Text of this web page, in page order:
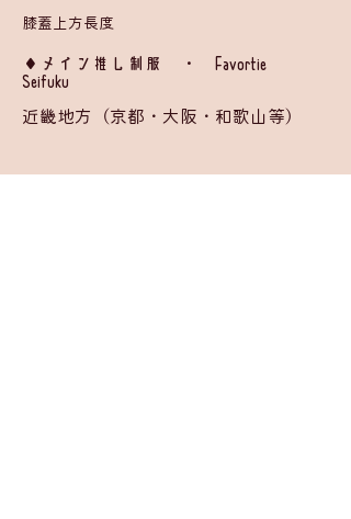
膝蓋上方長度
​◆メイン推し制服 ・ Favortie
Seifuku
近畿地方（京都・大阪・和歌山等）